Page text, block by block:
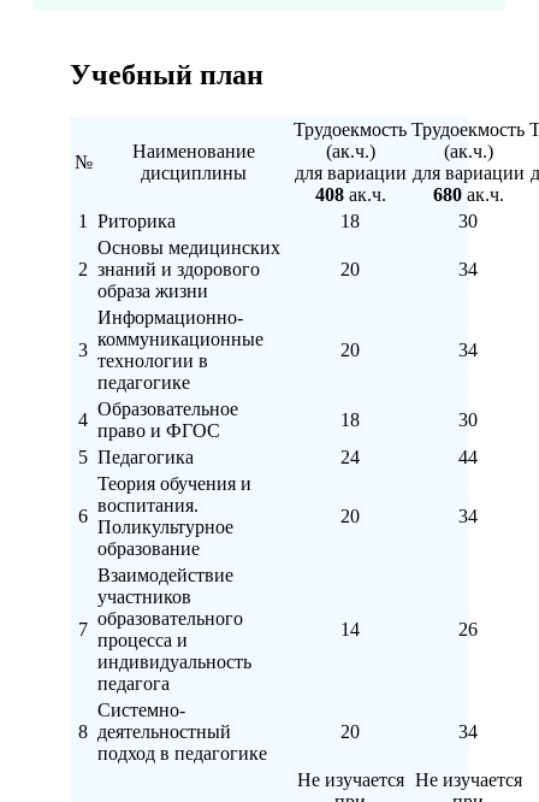
Учебный план
№
Наименование
дисциплины
Трудоекмость
(ак.ч.)
для вариации
408ак.ч.
Трудоекмость
(ак.ч.)
для вариации
680ак.ч.
1 Риторика 18 30
2
Основы медицинских
знаний и здорового
образа жизни
20 34
3
Информационно-
коммуникационные
технологии в
педагогике
20 34
4
Образовательное
право и ФГОС
18
30
5 Педагогика 24 44
6
Теория обучения и
воспитания.
Поликультурное
образование
20 34
7
Взаимодействие
участников
образовательного
процесса и
индивидуальность
педагога
14 26
8
Системно-
деятельностный
подход в педагогике
20 34
Не изучается Не изучается